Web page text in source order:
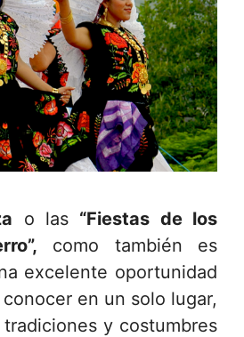
o las “Fiestas de los
como también es
excelente oportunidad
en un solo lugar,
y costumbres